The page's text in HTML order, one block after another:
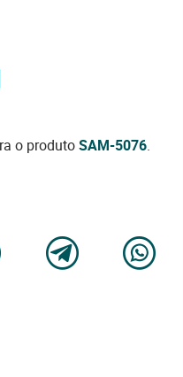
o produtoSAM-5076.